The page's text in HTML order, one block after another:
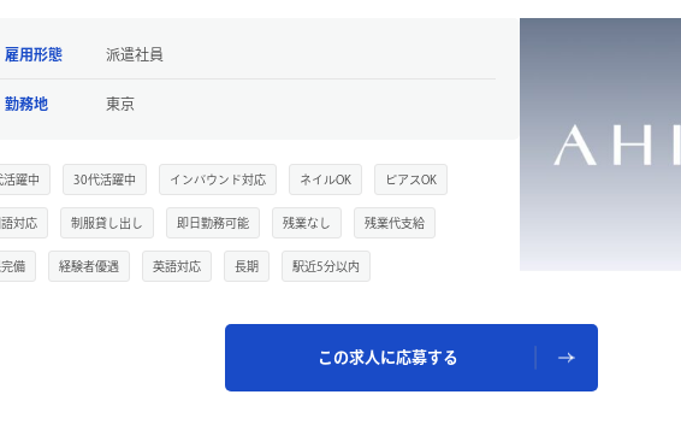
雇用形態 派遣社員
勤務地 東京
活躍中 30代活躍中 インバウンド対応 ネイルOK ピアスOK
語対応 制服貸し出し 即日勤務可能 残業なし 残業代支給
備 経験者優遇 英語対応 長期 駅近5分以内
この求人に応募する